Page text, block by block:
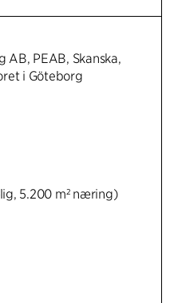
PEAB, Skanska,
i Göteborg
5.200 m² næring)